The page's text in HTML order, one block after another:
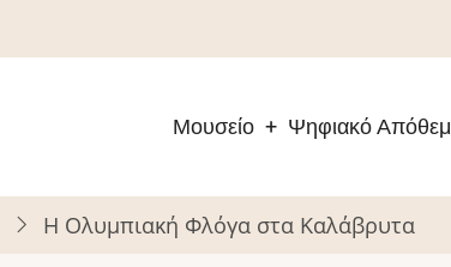
Μουσείο Ψηφιακό
Η Ολυμπιακή Φλόγα στα Καλάβρυτα